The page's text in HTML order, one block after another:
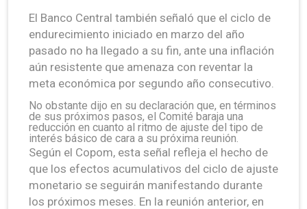
El Banco Central también señaló que el ciclo de
endurecimiento iniciado en marzo del año
pasado no ha llegado a su fin, ante una inflación
aún resistente que amenaza con reventar la
meta económica por segundo año consecutivo.
No obstante dijo en su declaración que, en términos
de sus próximos pasos, el Comité baraja una
reducción en cuanto al ritmo de ajuste del tipo de
interés básico de cara a su próxima reunión.
Según el Copom, esta señal refleja el hecho de
que los efectos acumulativos del ciclo de ajuste
monetario se seguirán manifestando durante
los próximos meses. En la reunión anterior, en